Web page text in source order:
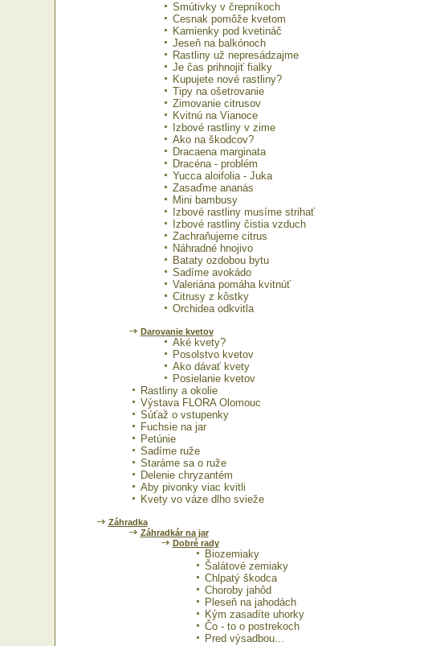
Smútivky v črepníkoch
Cesnak pomôže kvetom
Kamienky pod kvetináč
Jeseň na balkónoch
Rastliny už nepresádzajme
Je čas prihnojiť fialky
Kupujete nové rastliny?
Tipy na ošetrovanie
Zimovanie citrusov
Kvitnú na Vianoce
Izbové rastliny v zime
Ako na škodcov?
Dracaena marginata
Dracéna - problém
Yucca aloifolia - Juka
Zasaďme ananás
Mini bambusy
Izbové rastliny musíme strihať
Izbové rastliny čistia vzduch
Zachraňujeme citrus
Náhradné hnojivo
Bataty ozdobou bytu
Sadíme avokádo
Valeriána pomáha kvitnúť
Citrusy z kôstky
Orchidea odkvitla
Darovanie kvetov
Aké kvety?
Posolstvo kvetov
Ako dávať kvety
Posielanie kvetov
Rastliny a okolie
Výstava FLORA Olomouc
Súťaž o vstupenky
Fuchsie na jar
Petúnie
Sadíme ruže
Staráme sa o ruže
Delenie chryzantém
Aby pivonky viac kvitli
Kvety vo váze dlho svieže
Záhradka
Záhradkár na jar
Dobré rady
Biozemiaky
Šalátové zemiaky
Chlpatý škodca
Choroby jahôd
Pleseň na jahodách
Kým zasadíte uhorky
Čo - to o postrekoch
Pred výsadbou...